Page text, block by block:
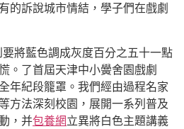
的訴說城市情結，學子們在戲劇
將藍色調成灰度百分之五十一點
。了首屆天津中小黌舍園戲劇
年紀段籠罩。我們經由過程名家
方法深刻校園，展開一系列普及
，并包養網立異將白色主題講義